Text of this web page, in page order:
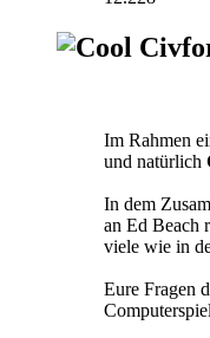
Im Rahmen
und natürlich
In dem
an Ed Beach
viele wie in
Eure Fragen